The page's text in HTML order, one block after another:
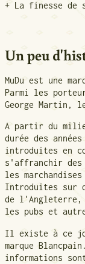
+ La
Un peu
MuDu est une
Parmi les
George Martin,
A partir du
durée des
introduites en
s'affranchir des
les
Introduites sur
de l'Angleterre,
les pubs et
Il existe à ce
marque
informations